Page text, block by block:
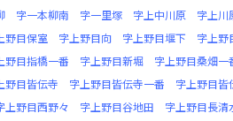
字一本柳南 字一里塚 字上中川原 字上川
野目保室 字上野目向 字上野目堰下 字上野
野目指橋一番 字上野目新堀 字上野目桑畑一
野目皆伝寺 字上野目皆伝寺一番 字上野目皆
上野目西野々 字上野目谷地田 字上野目長清